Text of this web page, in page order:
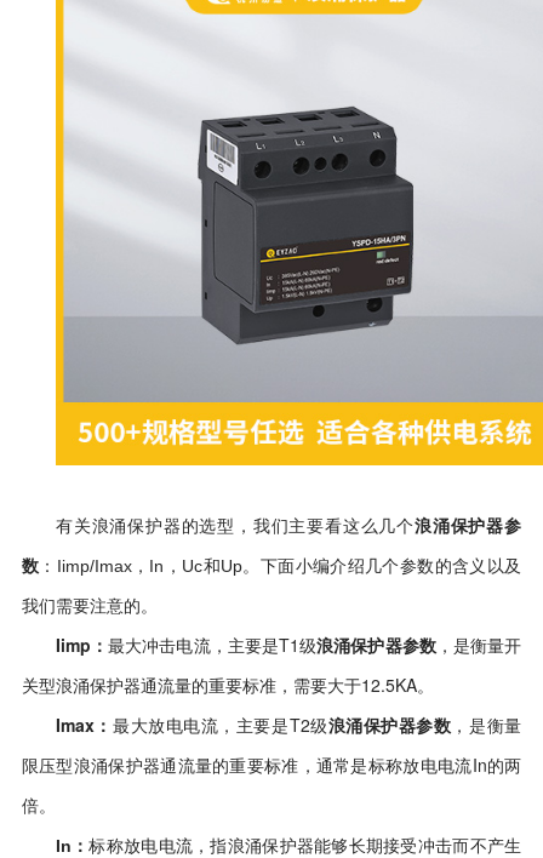
有关浪涌保护器的选型，我们主要看这么几个浪涌保护器参
数 ：Iimp/Imax，In，Uc和Up。下面小编介绍几个参数的含义以及
我们需要注意的。
Iimp：最大冲击电流，主要是T1级浪涌保护器参数，是衡量开
关型浪涌保护器通流量的重要标准，需要大于12.5KA。
Imax：最大放电电流 ，主要是T2级浪涌保护器参数 ，是衡量
限压型浪涌保护器通流量的重要标准，通常是标称放电电流In的两
倍。
In ：标称放电电流，指浪涌保护器能够长期接受冲击而不产生